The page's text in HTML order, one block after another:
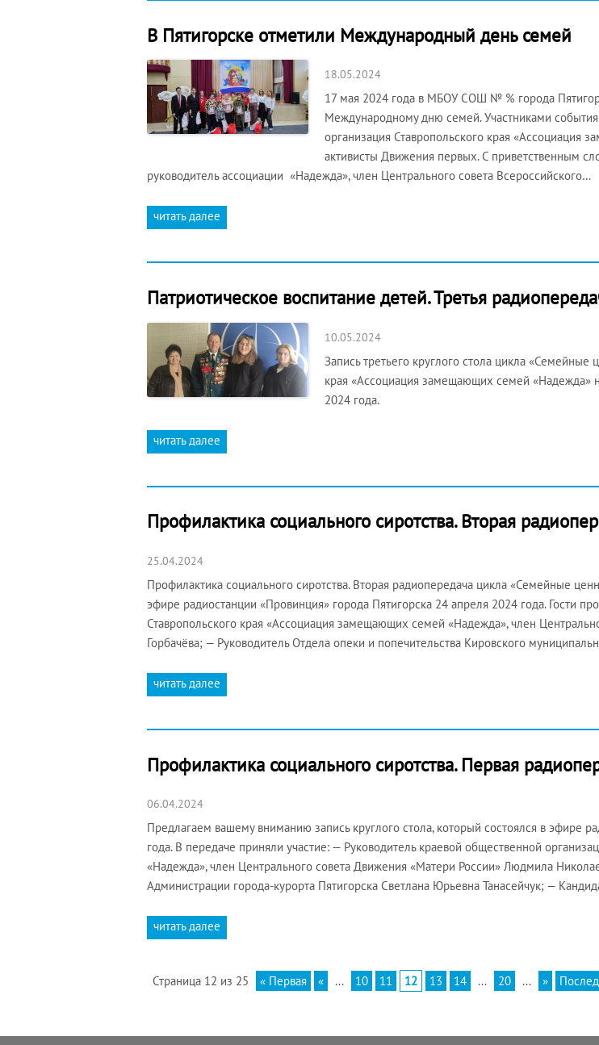
В Пятигорске отметили Международный день семей
18.05.2024
17 мая 2024 года в МБОУ СОШ № % города
Международному дню семей. Участниками
организация Ставропольского края «Ассоциация
активисты Движения первых. С приветственным
руководитель ассоциации «Надежда», член Центрального совета Всероссийского…
читать далее
Патриотическое воспитание детей. Третья
10.05.2024
Запись третьего круглого стола цикла
края «Ассоциация замещающих семей «Надежда»
2024 года.
читать далее
Профилактика социального сиротства. Вторая
25.04.2024
Профилактика социального сиротства. Вторая радиопередача цикла «Семейные
эфире радиостанции «Провинция» города Пятигорска 24 апреля 2024 года. Гости
Ставропольского края «Ассоциация замещающих семей «Надежда», член
Горбачёва; — Руководитель Отдела опеки и попечительства Кировского
читать далее
Профилактика социального сиротства. Первая
06.04.2024
Предлагаем вашему вниманию запись круглого стола, который состоялся в эфире
года. В передаче приняли участие: — Руководитель краевой общественной
«Надежда», член Центрального совета Движения «Матери России» Людмила
Администрации города-курорта Пятигорска Светлана Юрьевна Танасейчук; —
читать далее
Страница 12 из 25 « Первая « ... 10 11 12 13 14 ... 20 ... »